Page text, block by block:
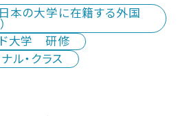
本の大学に在籍する外国
ド大学 研修
ル・クラス